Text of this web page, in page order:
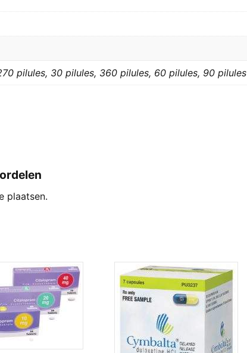
pilules, 30 pilules, 360 pilules, 60 pilules, 90 pilules
plaatsen.